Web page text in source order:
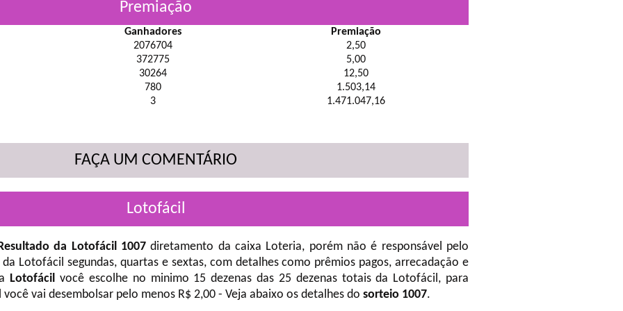
Premiação
Ganhadores
Premiação
2076704
2,50
372775
5,00
30264
12,50
780
1.503,14
3
1.471.047,16
FAÇA UM COMENTÁRIO
Lotofácil
da Lotofácil 1007 diretamento da caixa Loteria, porém não é responsável pelo
da Lotofácil segundas, quartas e sextas, com detalhes como prêmios pagos, arrecadação e
Lotofácil você escolhe no minimo 15 dezenas das 25 dezenas totais da Lotofácil, para
vai desembolsar pelo menos R$ 2,00 - Veja abaixo os detalhes do sorteio 1007.